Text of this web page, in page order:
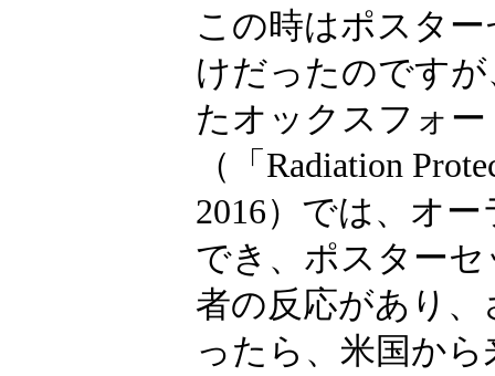
この時はポスタ
けだったのです
たオックスフォ
（「Radiation
2016）では、オ
でき、ポスター
者の反応があり
ったら、米国から